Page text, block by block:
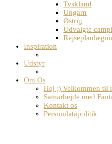
Tyskland
Ungarn
Østrig
Udvalgte
Inspiration
Udstyr
Om Os
Hej ;) Velkommen til
Samarbejde med
Kontakt os
Persondatapolitik